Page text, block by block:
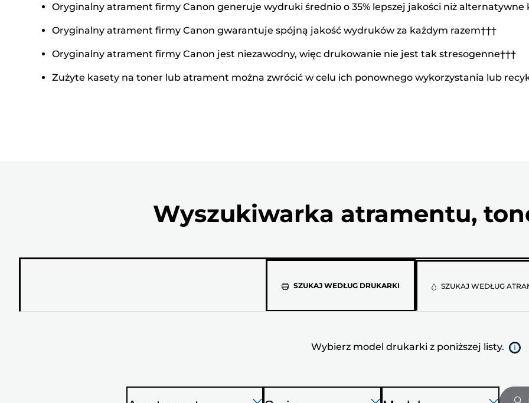
Oryginalny atrament firmy Canon generuje wydruki średnio o 35% lepszej jakości niż alternatywne
Oryginalny atrament firmy Canon gwarantuje spójną jakość wydruków za każdym razem†††
Oryginalny atrament firmy Canon jest niezawodny, więc drukowanie nie jest tak stresogenne†††
Zużyte kasety na toner lub atrament można zwrócić w celu ich ponownego wykorzystania lub
Wyszukiwarka atramentu,
SZUKAJ WEDŁUG DRUKARKI
Wybierz
model
drukarki
poniższej
SZUKAJ WEDŁUG
Wybierz model drukarki z poniższej listy.